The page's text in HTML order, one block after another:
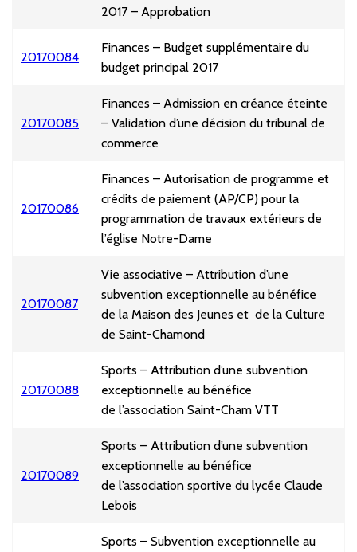
2017 – Approbation
20170084
Finances – Budget supplémentaire du
budget principal 2017
20170085
Finances – Admission en créance éteinte
– Validation d’une décision du tribunal de
commerce
20170086
Finances – Autorisation de programme et
crédits de paiement (AP/CP) pour la
programmation de travaux extérieurs de
l’église Notre-Dame
20170087
Vie associative – Attribution d’une
subvention exceptionnelle au bénéfice
de la Maison des Jeunes et de la Culture
de Saint-Chamond
20170088
Sports – Attribution d’une subvention
exceptionnelle au bénéfice
de l’association Saint-Cham VTT
20170089
Sports – Attribution d’une subvention
exceptionnelle au bénéfice
de l’association sportive du lycée Claude
Lebois
Sports – Subvention exceptionnelle au